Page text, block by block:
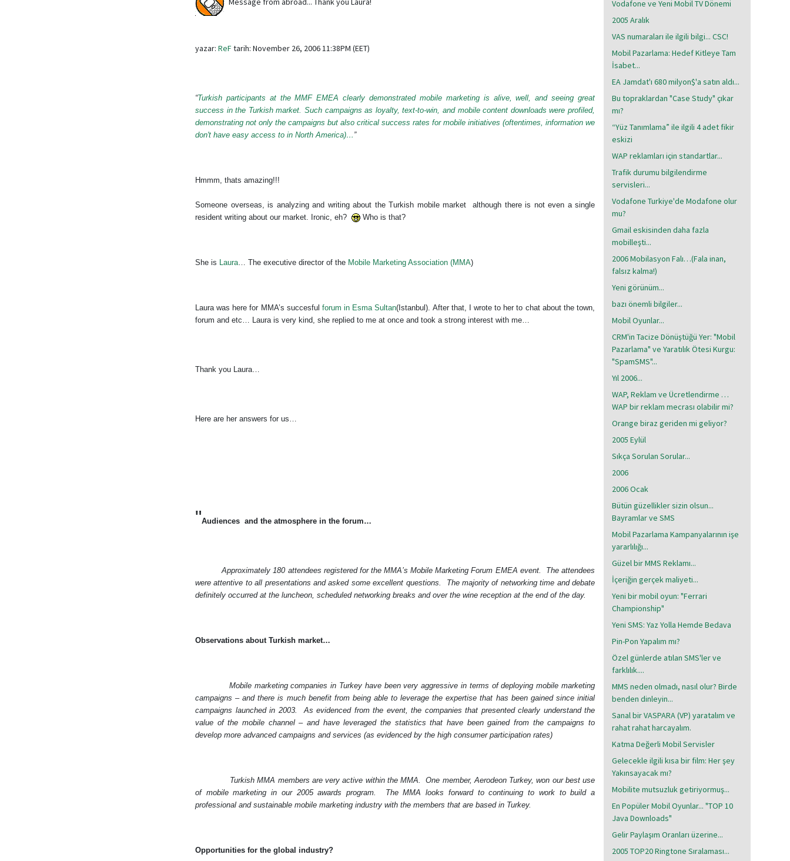
yazar: ReFtarih: November 26, 2006 11:38PM (EET)
“Turkish participants at the MMF EMEA clearly demonstrated mobile marketing is alive, well, and seeing great
success in the Turkish market. Such campaigns as loyalty, text-to-win, and mobile content downloads were profiled,
demonstrating not only the campaigns but also critical success rates for mobile initiatives (oftentimes, information we
don't have easy access to in North America)… ”
Hmmm, thats amazing!!!
Someone overseas, is analyzing and writing about the Turkish mobile market although there is not even a single
resident writing about our market. Ironic, eh?
Who is that?
She is Laura… The executive director of the Mobile Marketing Association (MMA)
Laura was here for MMA’s succesful forum in Esma Sultan(Istanbul). After that, I wrote to her to chat about the town,
forum and etc… Laura is very kind, she replied to me at once and took a strong interest with me…
Thank you Laura…
Here are her answers for us…
"Audiences and the atmosphere in the forum…
Approximately 180 attendees registered for the MMA’s Mobile Marketing Forum EMEA event.
The attendees
were attentive to all presentations and asked some excellent questions.
The majority of networking time and debate
definitely occurred at the luncheon, scheduled networking breaks and over the wine reception at the end of the day.
Observations about Turkish market…
Mobile marketing companies in Turkey have been very aggressive in terms of deploying mobile marketing
campaigns – and there is much benefit from being able to leverage the expertise that has been gained since initial
campaigns launched in 2003.
As evidenced from the event, the companies that presented clearly understand the
value of the mobile channel – and have leveraged the statistics that have been gained from the campaigns to
develop more advanced campaigns and services (as evidenced by the high consumer participation rates)
Turkish MMA members are very active within the MMA.
One member, Aerodeon Turkey, won our best use
of mobile marketing in our 2005 awards program.
The MMA looks forward to continuing to work to build a
professional and sustainable mobile marketing industry with the members that are based in Turkey.
Opportunities for the global industry?
Vodafone ve Yeni Mobil TV Dönemi
2005 Aralık
VAS numaraları ile ilgili bilgi... CSC!
Mobil Pazarlama: Hedef Kitleye Tam
İsabet...
EA Jamdat'ı 680 milyon$'a satın aldı...
Bu topraklardan "Case Study" çıkar
mı?
“Yüz Tanımlama” ile ilgili 4 adet fikir
eskizi
WAP reklamları için standartlar...
Trafik durumu bilgilendirme
servisleri...
Vodafone Turkiye'de Modafone olur
mu?
Gmail eskisinden daha fazla
mobilleşti...
2006 Mobilasyon Falı…(Fala inan,
falsız kalma!)
Yeni görünüm...
bazı önemli bilgiler...
Mobil Oyunlar...
CRM'in Tacize Dönüştüğü Yer: "Mobil
Pazarlama" ve Yaratılık Ötesi Kurgu:
"SpamSMS"...
Yıl 2006...
WAP, Reklam ve Ücretlendirme …
WAP bir reklam mecrası olabilir mi?
Orange biraz geriden mi geliyor?
2005 Eylül
Sıkça Sorulan Sorular...
2006
2006 Ocak
Bütün güzellikler sizin olsun...
Bayramlar ve SMS
Mobil Pazarlama Kampanyalarının işe
yararlılığı...
Güzel bir MMS Reklamı...
İçeriğin gerçek maliyeti...
Yeni bir mobil oyun: "Ferrari
Championship"
Yeni SMS: Yaz Yolla Hemde Bedava
Pin-Pon Yapalım mı?
Özel günlerde atılan SMS'ler ve
farklılık....
MMS neden olmadı, nasıl olur? Birde
benden dinleyin...
Sanal bir VASPARA (VP) yaratalım ve
rahat rahat harcayalım.
Katma Değerli Mobil Servisler
Gelecekle ilgili kısa bir film: Her şey
Yakınsayacak mı?
Mobilite mutsuzluk getiriyormuş...
En Popüler Mobil Oyunlar... "TOP 10
Java Downloads"
Gelir Paylaşım Oranları üzerine...
2005 TOP20 Ringtone Sıralaması...